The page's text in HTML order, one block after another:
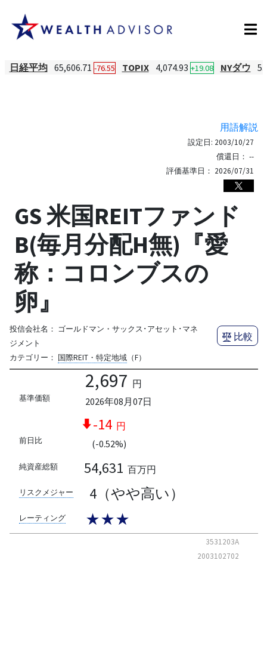
日経平均 65,606.71 -76.55 TOPIX 4,074.93 +19.08 NYダウ
用語解説
設定日: 2003/10/27
償還日： --
評価基準日： 2026/07/31
GS 米国REITファンド
B(毎月分配H無)『愛
称：コロンブスの
卵』
投信会社名： ゴールドマン・サックス･アセット･マネ
ジメント
カテゴリー： 国際REIT・特定地域（F）
比較
基準価額
2,697 円
2026年08月07日
前日比
-14 円
(-0.52%)
純資産総額 54,631 百万円
リスクメジャー 4（やや高い）
レーティング ★★★
3531203A
2003102702